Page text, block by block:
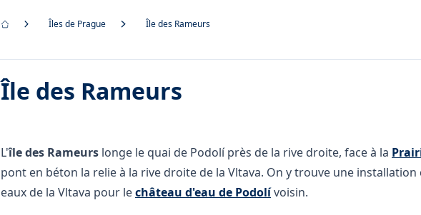
Îles de Prague Île des Rameurs
Île des Rameurs
L'île des Rameurs longe le quai de Podolí près de la rive droite, face à la
pont en béton la relie à la rive droite de la Vltava. On y trouve une installation
eaux de la Vltava pour lechâteau d'eau de Podolívoisin.